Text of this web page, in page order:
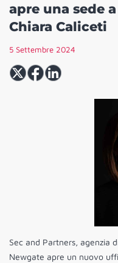
apre una sede
Chiara Caliceti
5 Settembre 2024
Sec and Partners, agenzia
Newgate apre un nuovo